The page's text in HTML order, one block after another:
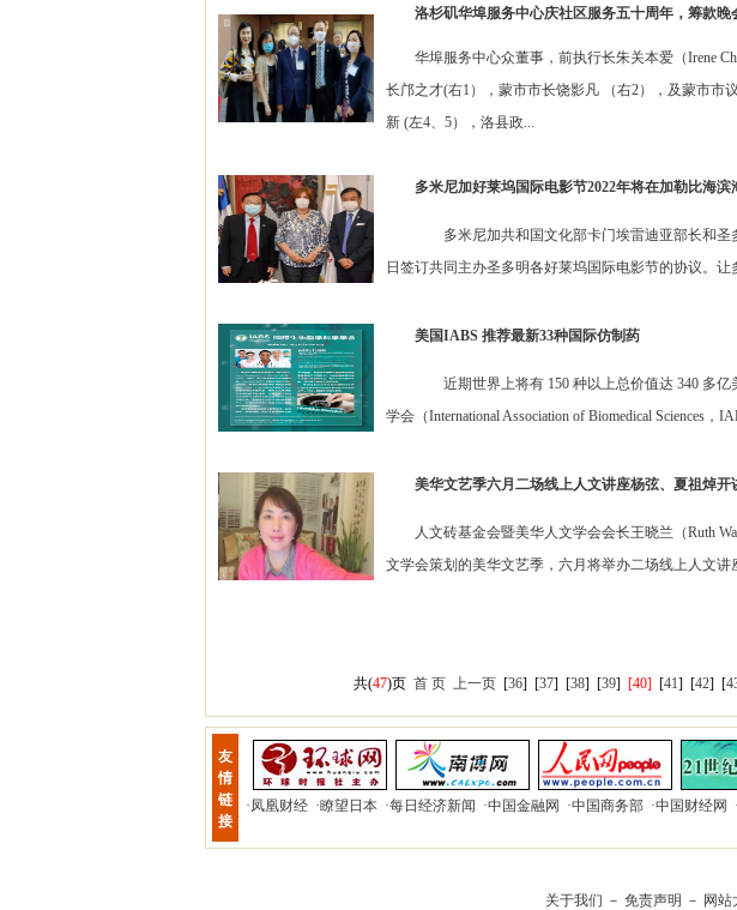
洛杉矶华埠服务中心庆社区服务五十周年，筹款晚
华埠服务中心众董事，前执行长朱关本爱（Irene
长邝之才(右1），蒙市市长饶影凡 （右2），及蒙市市
新 (左4、5），洛县政...
多米尼加好莱坞国际电影节2022年将在加勒比海
多米尼加共和国文化部卡门埃雷迪亚部长和圣多
日签订共同主办圣多明各好莱坞国际电影节的协议。
美国IABS 推荐最新33种国际仿制药
近期世界上将有 150 种以上总价值达 340 多亿美
学会（International Association of Biomedical Sciences
美华文艺季六月二场线上人文讲座杨弦、夏祖焯开
人文砖基金会暨美华人文学会会长王晓兰（Ruth
文学会策划的美华文艺季，六月将举办二场线上人文
共(47)页 首 页 上一页 [36] [37] [38] [39] [40] [41] [42] [
友
情
链
接
·凤凰财经 ·瞭望日本 ·每日经济新闻 ·中国金融网 ·中国商务部 ·中国财经网 ·
关于我们 － 免责声明 － 网站